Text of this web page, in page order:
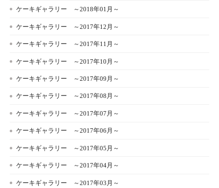
ケーキギャラリー ～2018年01月～
ケーキギャラリー ～2017年12月～
ケーキギャラリー ～2017年11月～
ケーキギャラリー ～2017年10月～
ケーキギャラリー ～2017年09月～
ケーキギャラリー ～2017年08月～
ケーキギャラリー ～2017年07月～
ケーキギャラリー ～2017年06月～
ケーキギャラリー ～2017年05月～
ケーキギャラリー ～2017年04月～
ケーキギャラリー ～2017年03月～